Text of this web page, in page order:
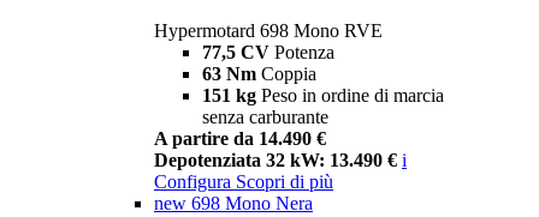
Hypermotard 698 Mono RVE
77,5 CV Potenza
63 Nm Coppia
151 kg Peso in ordine di marcia
senza carburante
A partire da 14.490 €
Depotenziata 32 kW: 13.490 € i
Configura Scopri di più
new 698 Mono Nera